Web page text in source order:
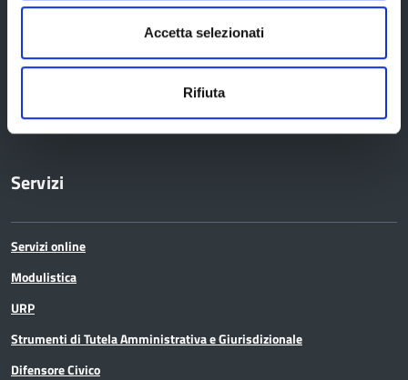
Accetta selezionati
Rifiuta
Uffici e orari
Trasparenza – anticorruzione
CUG – Comitato Unico di Garanzia per le Pari Opportunità
Servizi
Servizi online
Modulistica
URP
Strumenti di Tutela Amministrativa e Giurisdizionale
Difensore Civico